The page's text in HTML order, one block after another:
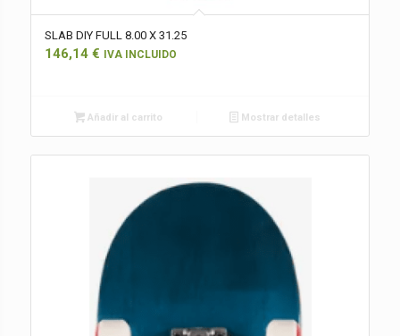
SLAB DIY FULL 8.00 X 31.25
146,14 € IVA INCLUIDO
Añadir al carrito Mostrar detalles